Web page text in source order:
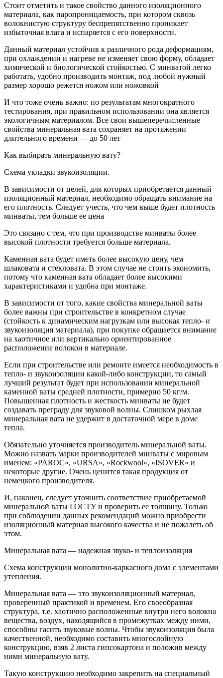
Стоит отметить и такое свойство данного изоляционного
материала, как паропроницаемость, при котором сквозь
волокнистую структуру беспрепятственно проникает
избыточная влага и испаряется с его поверхности.
Данный материал устойчив к различного рода деформациям,
при охлаждении и нагреве не изменяет свою форму, обладает
химической и биологической стойкостью. С минватой легко
работать, удобно производить монтаж, под любой нужный
размер хорошо режется ножом или ножовкой
И что тоже очень важно: по результатам многократного
тестирования, при правильном использовании она является
экологичным материалом. Все свои вышеперечисленные
свойства минеральная вата сохраняет на протяжении
длительного времени — до 50 лет
Как выбирать минеральную вату?
Схема укладки звукоизоляции.
В зависимости от целей, для которых приобретается данный
изоляционный материал, необходимо обращать внимание на
его плотность. Следует учесть, что чем выше будет плотность
минваты, тем больше ее цена
Это связано с тем, что при производстве минваты более
высокой плотности требуется больше материала.
Каменная вата будет иметь более высокую цену, чем
шлаковата и стекловата. В этом случае не стоить экономить,
потому что каменная вата обладает более высокими
характеристиками и удобна при монтаже.
В зависимости от того, какие свойства минеральной ваты
более важны при строительстве в конкретном случае
(стойкость к динамическим нагрузкам или высокая тепло- и
звукоизоляция материала), при покупке обращается внимание
на хаотичное или вертикально ориентированное
расположение волокон в материале.
Если при строительстве или ремонте имеется необходимость в
тепло- и звукоизоляции какой-либо конструкции, то самый
лучший результат будет при использовании минеральной
каменной ваты средней плотности, примерно 50 кг/м.
Повышенная плотность и жесткость минваты не будет
создавать преграду для звуковой волны. Слишком рыхлая
минеральная вата не удержит в достаточной мере в доме
тепла.
Обязательно уточняется производитель минеральной ваты.
Можно назвать марки производителей минваты с мировым
именем: «PAROC», «URSA», «Rockwool», «ISOVER» и
некоторые другие. Очень ценится такая продукция от
немецкого производителя.
И, наконец, следует уточнить соответствие приобретаемой
минеральной ваты ГОСТУ и проверить ее толщину. Только
при соблюдении данных рекомендаций можно приобрести
изоляционный материал высокого качества и не пожалеть об
этом.
Минеральная вата — надежная звуко- и теплоизоляция
Схема конструкции монолитно-каркасного дома с элементами
утепления.
Минеральная вата — это звукоизоляционный материал,
проверенный практикой и временем. Его своеобразная
структура, т.е. хаотично расположенные внутри него волокна
вещества, воздух, находящийся в промежутках между ними,
способны гасить звуковые волны. Чтобы звукоизоляция была
качественной, необходимо составить многослойную
конструкцию, взяв 2 листа гипсокартона и положив между
ними минеральную вату.
Такую конструкцию необходимо закрепить на специальный